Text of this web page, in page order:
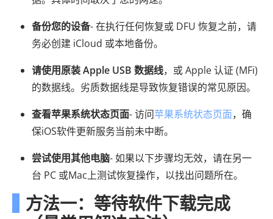
备份您的设备- 在执行任何恢复或 DFU 恢复之前，请
务必创建 iCloud 或本地备份。
请使用原装 Apple USB 数据线，或 Apple 认证 (MFi)
的数据线。劣质数据线是导致恢复错误的常见原因。
查看苹果系统状态页面- 访问苹果系统状态页面，确
保iOS软件更新服务当前未中断。
尝试使用其他电脑- 如果以下步骤均无效，请在另一
台 PC 或Mac上测试恢复操作，以找出问题所在。
方法一：等待软件下载完成